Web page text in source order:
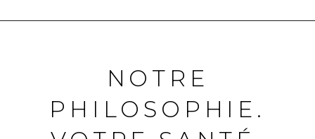
NOTRE
PHILOSOPHIE.